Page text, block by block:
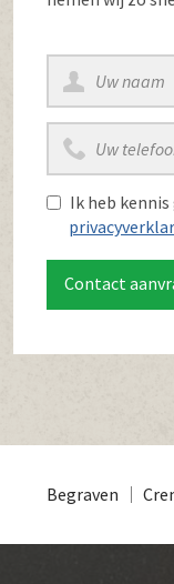
Ik heb
Contact
Begraven